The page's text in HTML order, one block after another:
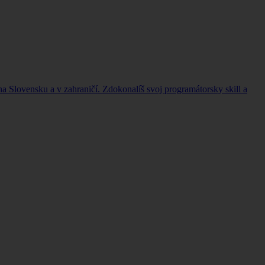
Slovensku a v zahraničí. Zdokonalíš svoj programátorsky skill a